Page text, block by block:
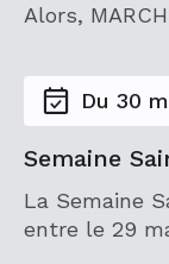
Alors,
Du 30
Semaine
La Semaine
entre le 29